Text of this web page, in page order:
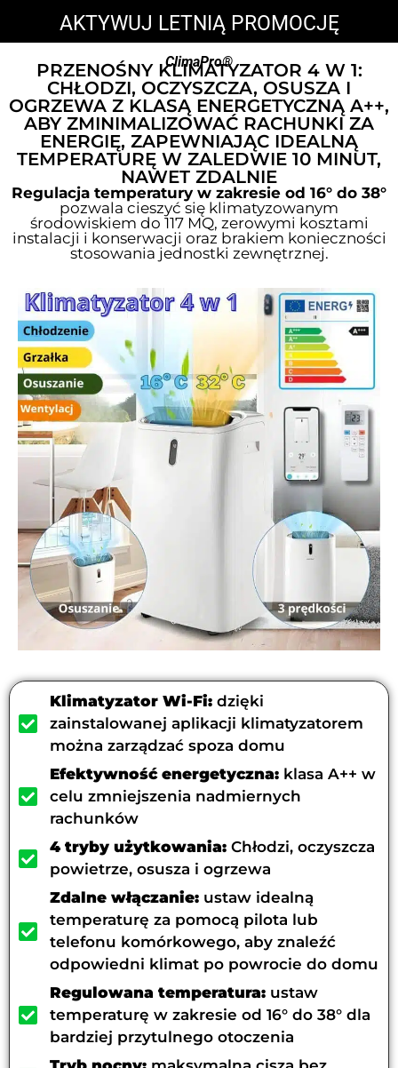
AKTYWUJ LETNIĄ PROMOCJĘ
ClimaPro®
PRZENOŚNY KLIMATYZATOR 4 W 1:
CHŁODZI, OCZYSZCZA, OSUSZA I
OGRZEWA Z KLASĄ ENERGETYCZNĄ A++,
ABY ZMINIMALIZOWAĆ RACHUNKI ZA
ENERGIĘ, ZAPEWNIAJĄC IDEALNĄ
TEMPERATURĘ W ZALEDWIE 10 MINUT,
NAWET ZDALNIE
Regulacja temperatury w zakresie od 16° do 38°
pozwala cieszyć się klimatyzowanym
środowiskiem do 117 MQ, zerowymi kosztami
instalacji i konserwacji oraz brakiem konieczności
stosowania jednostki zewnętrznej.
Klimatyzator Wi-Fi: dzięki
zainstalowanej aplikacji klimatyzatorem
można zarządzać spoza domu
Efektywność energetyczna: klasa A++ w
celu zmniejszenia nadmiernych
rachunków
4 tryby użytkowania: Chłodzi, oczyszcza
powietrze, osusza i ogrzewa
Zdalne włączanie: ustaw idealną
temperaturę za pomocą pilota lub
telefonu komórkowego, aby znaleźć
odpowiedni klimat po powrocie do domu
Regulowana temperatura: ustaw
temperaturę w zakresie od 16° do 38° dla
bardziej przytulnego otoczenia